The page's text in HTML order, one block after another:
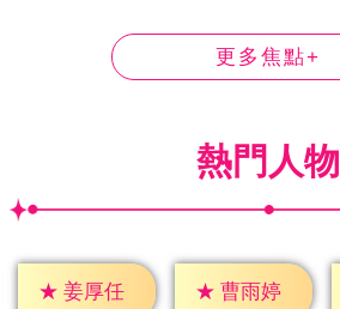
更多焦點+
熱門人物
★ 姜厚任 ★ 曹雨婷